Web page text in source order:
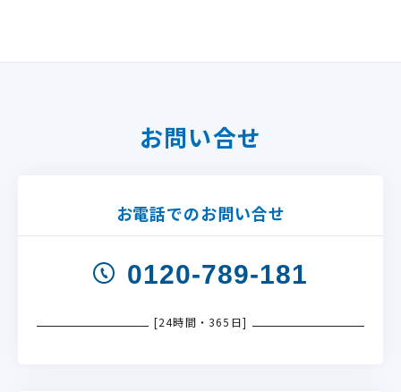
お問い合せ
お電話でのお問い合せ
0120-789-181
[24時間・365日]